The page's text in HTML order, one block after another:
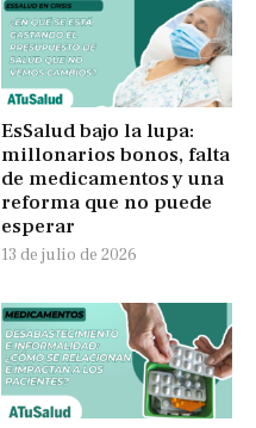
EsSalud bajo la lupa:
millonarios bonos, falta
de medicamentos y una
reforma que no puede
esperar
13 de julio de 2026